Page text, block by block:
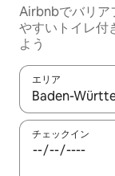
Airbnbでバリア
やすいトイレ付
よう
エリア
検索結果が表示
チェックイン